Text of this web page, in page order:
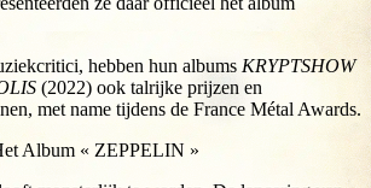
hebben hun albums KRYPTSHOW
(2022) ook talrijke prijzen en
met name tijdens de France Métal Awards.
Album « ZEPPELIN »